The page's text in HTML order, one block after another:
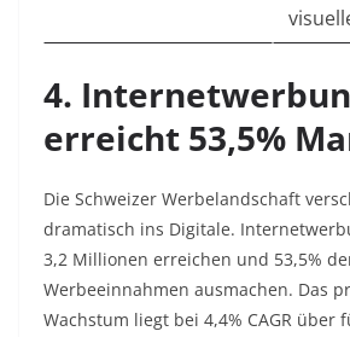
4.
erreicht 53,5%
Die Schweizer Werbelandschaft
dramatisch ins Digitale.
3,2 Millionen erreichen und 53,5%
Werbeeinnahmen ausmachen. Das
Wachstum liegt bei 4,4% CAGR über